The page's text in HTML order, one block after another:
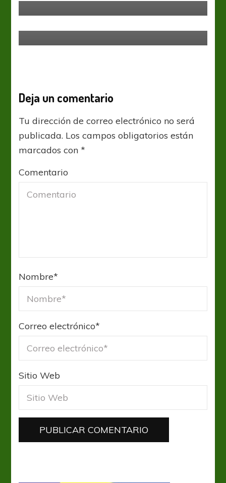
Deja un comentario
Tu dirección de correo electrónico no será
publicada. Los campos obligatorios están
marcados con*
Comentario
Nombre*
Correo electrónico*
Sitio Web